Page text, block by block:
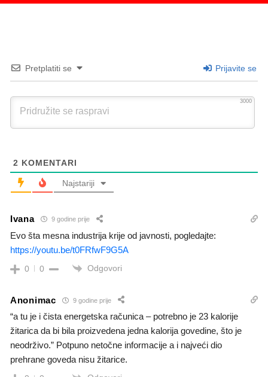
Pretplatiti se Prijavite se
3000
2 KOMENTARI
Najstariji
Ivana 9 godine prije
Evo šta mesna industrija krije od javnosti, pogledajte:
https://youtu.be/t0FRfwF9G5A
0 0 Odgovori
Anonimac 9 godine prije
“a tu je i čista energetska računica – potrebno je 23 kalorije
žitarica da bi bila proizvedena jedna kalorija govedine, što je
neodrživo.” Potpuno netočne informacije a i najveći dio
prehrane goveda nisu žitarice.